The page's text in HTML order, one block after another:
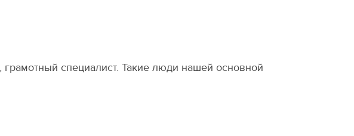
специалист. Такие люди нашей основной